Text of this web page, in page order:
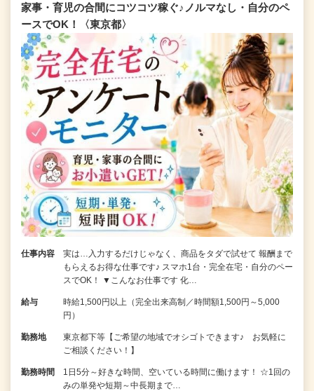
家事・育児の合間にコツコツ稼ぐ♪ノルマなし・自分のペ
ースでOK！〈東京都〉
仕事内容
実は…入力するだけじゃなく、商品をタダで試せて 報酬まで
もらえるお得な仕事です♪ スマホ1台・完全在宅・自分のペー
スでOK！ ▼こんなお仕事です 化…
給与
時給1,500円以上（完全出来高制／時間額1,500円～5,000
円）
勤務地
東京都下等【ご希望の地域でオシゴトできます♪ お気軽に
ご相談ください！】
勤務時間
1日5分～好きな時間、空いている時間に働けます！ ☆1回の
みの単発や短期～中長期まで…